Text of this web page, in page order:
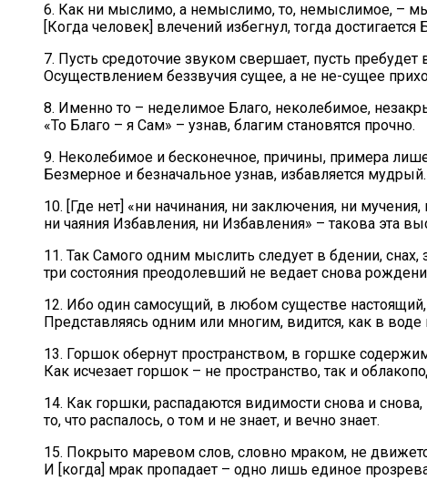
6. Как ни мыслимо, а немыслимо, то, немыслимое, –
[Когда человек] влечений избегнул, тогда достигается
7. Пусть средоточие звуком свершает, пусть
Осуществлением беззвучия сущее, а не не-сущее
8. Именно то – неделимое Благо, неколебимое,
«То Благо – я Сам» – узнав, благим становятся прочно.
9. Неколебимое и бесконечное, причины, примера
Безмерное и безначальное узнав, избавляется мудрый.
10. [Где нет] «ни начинания, ни заключения, ни мучения,
ни чаяния Избавления, ни Избавления» – такова эта
11. Так Самого одним мыслить следует в бдении, снах,
три состояния преодолевший не ведает снова
12. Ибо один самосущий, в любом существе настоящий,
Представляясь одним или многим, видится, как в воде
13. Горшок обернут пространством, в горшке
Как исчезает горшок – не пространство, так и
14. Как горшки, распадаются видимости снова и снова,
то, что распалось, о том и не знает, и вечно знает.
15. Покрыто маревом слов, словно мраком, не
И [когда] мрак пропадает – одно лишь единое